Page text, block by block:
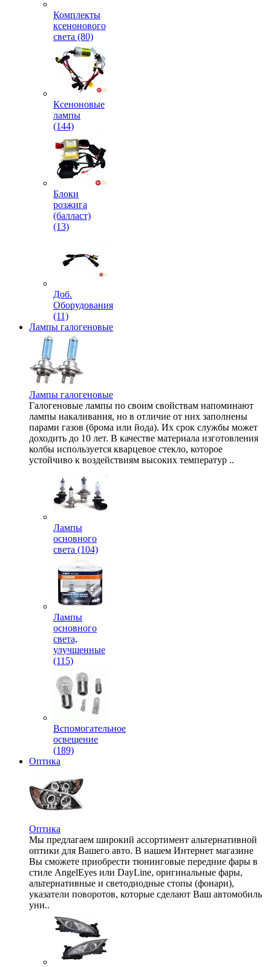
Комплекты
ксенонового
света (80)
Ксеноновые
лампы
(144)
Блоки
розжига
(балласт)
(13)
Доб.
Оборудования
(11)
Лампы галогеновые
Лампы галогеновые
Галогеновые лампы по своим свойствам напоминают
лампы накаливания, но в отличие от них заполнены
парами газов (брома или йода). Их срок службы может
доходить до 10 лет. В качестве материала изготовления
колбы используется кварцевое стекло, которое
устойчиво к воздействиям высоких температур ..
Лампы
основного
света (104)
Лампы
основного
света,
улучшенные
(115)
Вспомогательное
освещение
(189)
Оптика
Оптика
Мы предлагаем широкий ассортимент альтернативной
оптики для Вашего авто. В нашем Интернет магазине
Вы сможете приобрести тюнинговые передние фары в
стиле AngelEyes или DayLine, оригинальные фары,
альтернативные и светодиодные стопы (фонари),
указатели поворотов, которые сделают Ваш автомобиль
уни..